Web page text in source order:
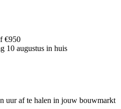
€950
10 augustus in huis
uur af te halen in jouw bouwmarkt